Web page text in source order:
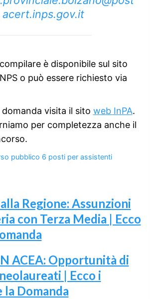
acert.inps.gov.it
è disponibile sul sito
o può essere richiesto via
domanda visita il sito web InPA.
per completezza anche il
pubblico 6 posti per assistenti
Regione: Assunzioni
con Terza Media | Ecco
ACEA: Opportunità di
| Ecco i
la Domanda